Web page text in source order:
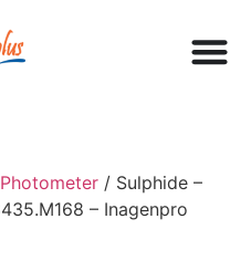
/ Sulphide –
– Inagenpro